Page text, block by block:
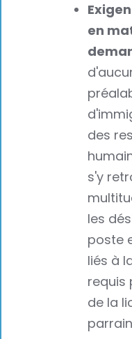
en
des
s'y
les
poste
liés à
requis
de la